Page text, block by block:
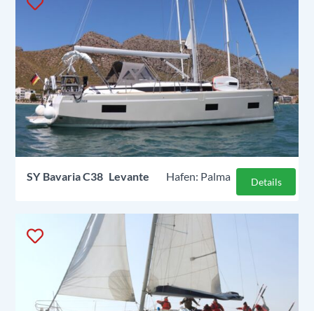
SY Bavaria C38 Levante Palma Details